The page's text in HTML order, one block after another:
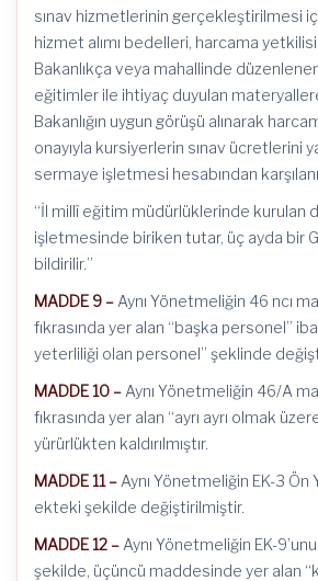
sınav hizmetlerinin gerçekleştirilmesi
hizmet alımı bedelleri, harcama
Bakanlıkça veya mahallinde
eğitimler ile ihtiyaç duyulan
Bakanlığın uygun görüşü alınarak
onayıyla kursiyerlerin sınav ücretlerini
sermaye işletmesi hesabından
“İl millî eğitim müdürlüklerinde kurulan
işletmesinde biriken tutar, üç ayda bir
bildirilir.”
MADDE 9 – Aynı Yönetmeliğin 46 ncı
fıkrasında yer alan “başka personel”
yeterliliği olan personel” şeklinde
MADDE 10 – Aynı Yönetmeliğin 46/A
fıkrasında yer alan “ayrı ayrı olmak
yürürlükten kaldırılmıştır.
MADDE 11 – Aynı Yönetmeliğin EK-3 Ön
ekteki şekilde değiştirilmiştir.
MADDE 12 – Aynı Yönetmeliğin EK-
şekilde, üçüncü maddesinde yer alan